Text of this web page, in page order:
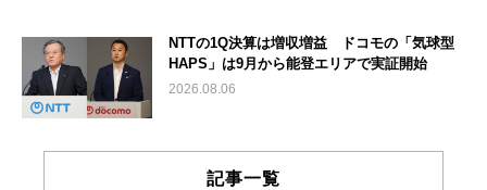
NTTの1Q決算は増収増益 ドコモの「気球型
HAPS」は9月から能登エリアで実証開始
2026.08.06
記事一覧